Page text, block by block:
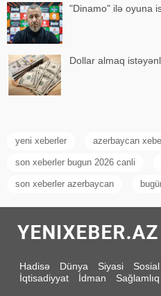
"Dinamo" ilə oyuna
Dollar almaq
yeni xeberler azerbaycan
son xeberler bugun 2026 canli
son xeberler azerbaycan
Hadisə Dünya Siyasi Sosial
İqtisadiyyat
İdman Sağlamlıq